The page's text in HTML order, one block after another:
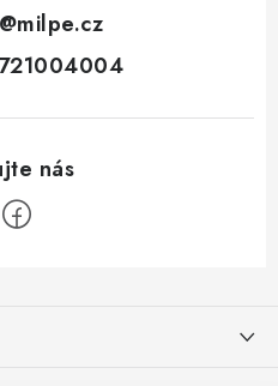
@milpe.cz